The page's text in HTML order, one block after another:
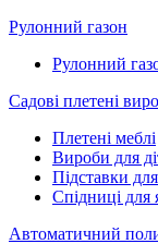
Рулонний газон
Рулонний
Садові плетені
Плетені меблі
Вироби для
Підставки для
Спідниці для
Автоматичний